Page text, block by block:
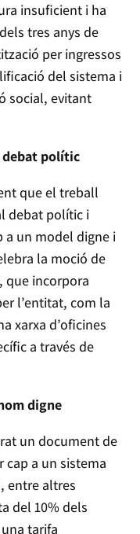
insuficient i ha
tres anys de
per ingressos
del sistema i
social, evitant
debat polític
que el treball
debat polític i
a un model digne i
la moció de
que incorpora
l’entitat, com la
xarxa d’oficines
a través de
digne
un document de
cap a un sistema
entre altres
del 10% dels
tarifa